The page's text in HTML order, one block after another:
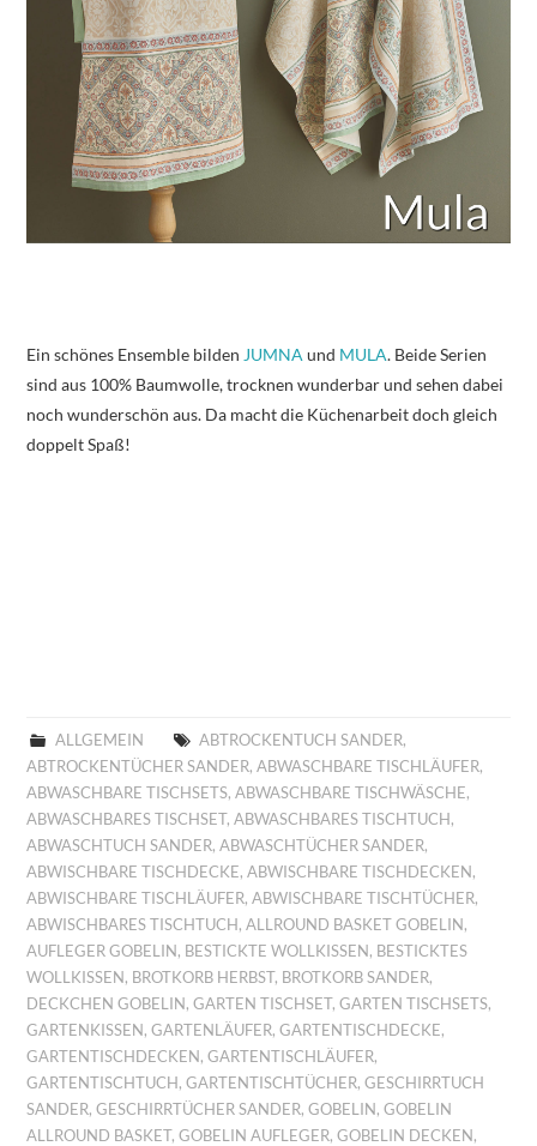
Ein schönes Ensemble bilden JUMNA und MULA. Beide Serien
sind aus 100% Baumwolle, trocknen wunderbar und sehen dabei
noch wunderschön aus. Da macht die Küchenarbeit doch gleich
doppelt Spaß!
ALLGEMEIN ABTROCKENTUCH SANDER,
ABTROCKENTÜCHER SANDER,ABWASCHBARE TISCHLÄUFER,
ABWASCHBARE TISCHSETS,ABWASCHBARE TISCHWÄSCHE,
ABWASCHBARES TISCHSET,ABWASCHBARES TISCHTUCH,
ABWASCHTUCH SANDER,ABWASCHTÜCHER SANDER,
ABWISCHBARE TISCHDECKE,ABWISCHBARE TISCHDECKEN,
ABWISCHBARE TISCHLÄUFER,ABWISCHBARE TISCHTÜCHER,
ABWISCHBARES TISCHTUCH,ALLROUND BASKET GOBELIN,
AUFLEGER GOBELIN, BESTICKTE WOLLKISSEN, BESTICKTES
WOLLKISSEN, BROTKORB HERBST, BROTKORB SANDER,
DECKCHEN GOBELIN,GARTEN TISCHSET,GARTEN TISCHSETS,
GARTENKISSEN,GARTENLÄUFER,GARTENTISCHDECKE,
GARTENTISCHDECKEN,GARTENTISCHLÄUFER,
GARTENTISCHTUCH,GARTENTISCHTÜCHER,GESCHIRRTUCH
SANDER,GESCHIRRTÜCHER SANDER,GOBELIN,GOBELIN
ALLROUND BASKET,GOBELIN AUFLEGER,GOBELIN DECKEN,